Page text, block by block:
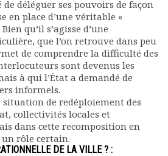
déléguer ses pouvoirs de façon
en place d’une véritable «
qu’il s’agisse d’une
que l’on retrouve dans peu
de comprendre la difficulté des
sont devenus les
à qui l’État a demandé de
informels.
situation de redéploiement des
collectivités locales et
dans cette recomposition en
un rôle certain.
DE LA VILLE ? :